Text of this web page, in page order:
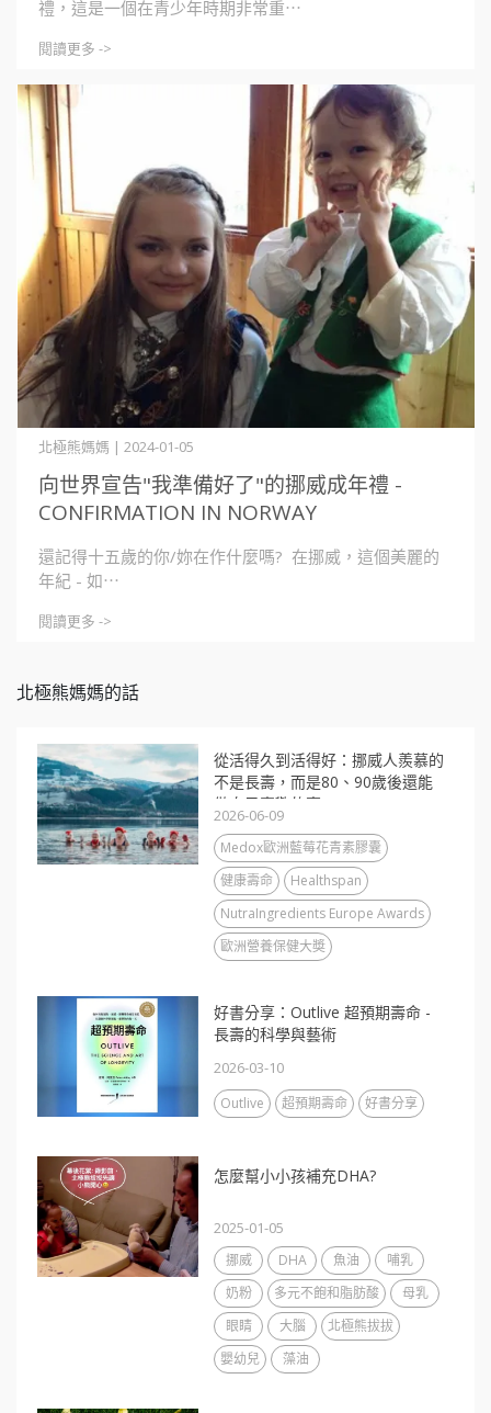
禮，這是一個在青少年時期非常重⋯
閱讀更多 ->
向世界宣告"我準備好了"的挪威成年禮 -
CONFIRMATION IN NORWAY
北極熊媽媽 | 2024-01-05
還記得十五歲的你/妳在作什麼嗎? 在挪威，這個美麗的
年紀 - 如⋯
閱讀更多 ->
北極熊媽媽的話
從活得久到活得好：挪威人羨慕的
不是長壽，而是80、90歲後還能
做自己喜歡的事
2026-06-09
Medox歐洲藍莓花青素膠囊
健康壽命
Healthspan
NutraIngredients Europe Awards
歐洲營養保健大奬
好書分享：Outlive 超預期壽命 -
長壽的科學與藝術
2026-03-10
Outlive 超預期壽命 好書分享
怎麼幫小小孩補充DHA?
2025-01-05
挪威 DHA 魚油
哺乳
奶粉
多元不飽和脂肪酸
母乳
眼睛
大腦
北極熊拔拔
嬰幼兒
藻油